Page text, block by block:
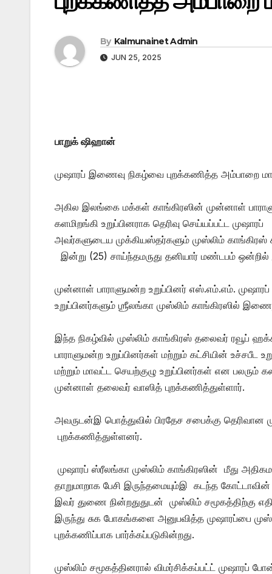
By Kalmunainet Admin
JUN 25, 2025
பாறுக் ஷிஹான்
முஷாரப் இணைவு நிகழ்வை புறக்கணித்த அம்பாறை
அகில இலங்கை மக்கள் காங்கிரஸின் முன்னாள்
களமிறங்கி உறுப்பினராக தெரிவு செய்யப்பட்ட
அவர்களுடைய முக்கியஸ்தர்களும் முஸ்லிம்
இன்று (25) சாய்ந்தமருது தனியார் மண்டபம் ஒன்றில்
முன்னாள் பாராளுமன்ற உறுப்பினர் எஸ்.எம்.எம்.
உறுப்பினர்களும் ஶ்ரீலங்கா முஸ்லிம் காங்கிரஸில்
இந்த நிகழ்வில் முஸ்லிம் காங்கிரஸ் தலைவர் ரவூப்
பாராளுமன்ற உறுப்பினர்கள் மற்றும் கட்சியின் உச்சபீட
மற்றும் மாவட்ட செயற்குழு உறுப்பினர்கள் என
முன்னாள் தலைவர் வாஸித் புறக்கணித்துள்ளார்.
அவருடன்இ பொத்துவில் பிரதேச சபைக்கு தெரிவான
புறக்கணித்துள்ளனர்.
முஷாரப் ஸ்ரீலங்கா முஸ்லிம் காங்கிரஸின் மீது
தாறுமாறாக பேசி இருந்தமையும்இ கடந்த
இவர் துணை நின்றதுதுடன் முஸ்லிம் சமூகத்திற்கு
இருந்து சுக போகங்களை அனுபவித்த முஷாரப்பை
புறக்கணிப்பாக பார்க்கப்படுகின்றது.
முஸ்லிம் சமூகத்தினரால் விமர்சிக்கப்பட்ட் முஷாரப்